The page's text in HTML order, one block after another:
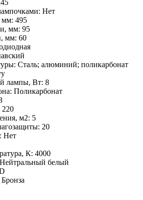
Нет
мм: 495
мм: 95
мм: 60
Сталь; алюминий; поликарбонат
лампы, Вт: 8
Поликарбонат
220
м2: 5
20
Нет
К: 4000
Нейтральный белый
Бронза